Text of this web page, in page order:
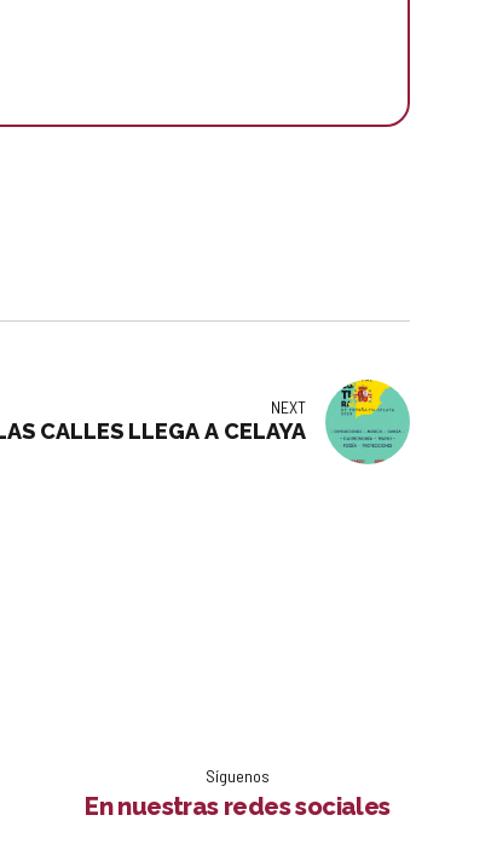
NEXT
CALLES LLEGA A CELAYA
Síguenos
En nuestras redes sociales